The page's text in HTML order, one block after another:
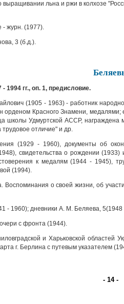
льна и ржи в колхозе
- журн. (1977).
3 (б.д.).
1994 гг., оп. 1, предисловие.
(1905 - 1963) - работник
орденом Красного Знамени,
школы Удмуртской АССР,
трудовое отличие" и др.
(1929 - 1960), документы об
свидетельства о рождении
к медалям (1944 - 1945),
(1994).
Воспоминания о своей жизни, об
- 1960); дневники А. М. Беляева, 5(1948
с фронта (1944).
и Харьковской областей
г. Берлина с путевым указателем
- 14 -